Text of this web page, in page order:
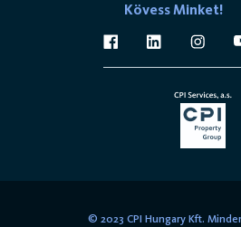
Kövess Minket!
© 2023 CPI Hungary Kft.